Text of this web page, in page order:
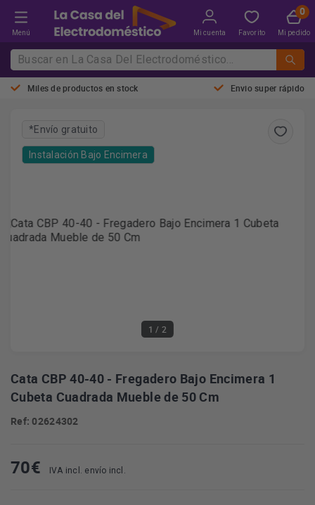
Menú Mi cuenta Favorito Mi pedido
Miles de productos en stock Envio super rápido
1 / 2
*Envío gratuito
Instalación Bajo Encimera
Cata CBP 40-40 - Fregadero Bajo Encimera 1
Cubeta Cuadrada Mueble de 50 Cm
Ref: 02624302
70€ IVA incl. envío incl.